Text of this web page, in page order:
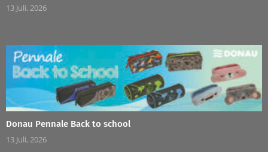
13 Juli, 2026
Donau Pennale Back to school
13 Juli, 2026